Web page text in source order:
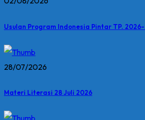
Usulan Program Indonesia Pintar TP.
28/07/2026
Materi Literasi 28 Juli 2026